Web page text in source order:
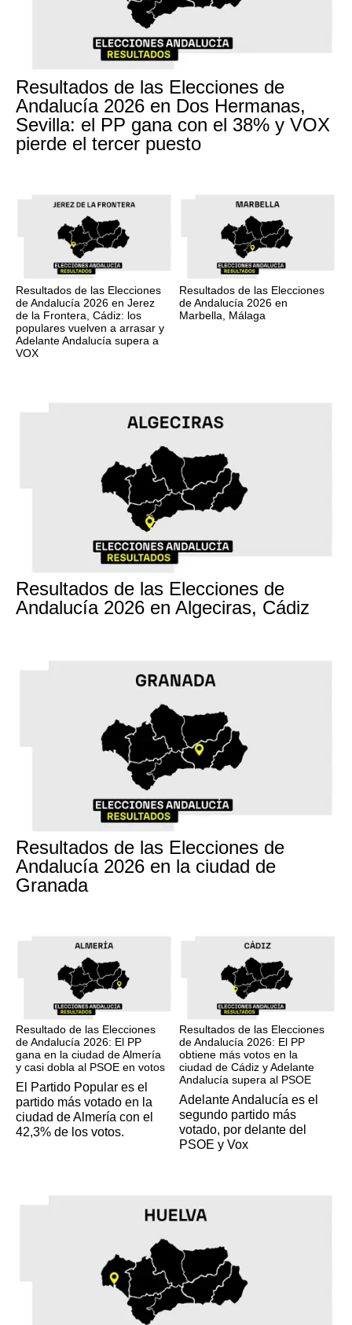
Resultados de las Elecciones de
Andalucía 2026 en Dos Hermanas,
Sevilla: el PP gana con el 38% y VOX
pierde el tercer puesto
Resultados de las Elecciones
de Andalucía 2026 en Jerez
de la Frontera, Cádiz: los
populares vuelven a arrasar y
Adelante Andalucía supera a
VOX
Resultados de las Elecciones
de Andalucía 2026 en
Marbella, Málaga
Resultados de las Elecciones de
Andalucía 2026 en Algeciras, Cádiz
Resultados de las Elecciones de
Andalucía 2026 en la ciudad de
Granada
Resultado de las Elecciones
de Andalucía 2026: El PP
gana en la ciudad de Almería
y casi dobla al PSOE en votos
El Partido Popular es el
partido más votado en la
ciudad de Almería con el
42,3% de los votos.
Resultados de las Elecciones
de Andalucía 2026: El PP
obtiene más votos en la
ciudad de Cádiz y Adelante
Andalucía supera al PSOE
Adelante Andalucía es el
segundo partido más
votado, por delante del
PSOE y Vox